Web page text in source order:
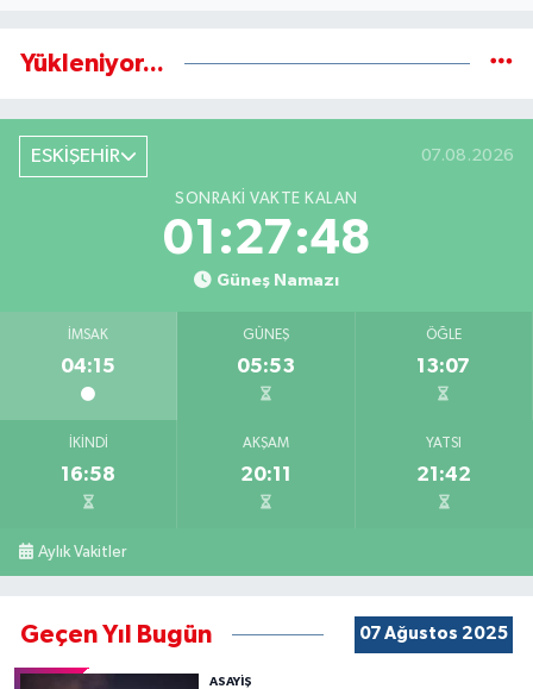
Yükleniyor...
ESKİŞEHİR 07.08.2026
SONRAKI VAKTE KALAN
01:27:47
Güneş Namazı
İMSAK
04:15
GÜNEŞ
05:53
ÖĞLE
13:07
İKINDI
16:58
AKŞAM
20:11
YATSI
21:42
Aylık Vakitler
Geçen Yıl Bugün 07 Ağustos 2025
ASAYİŞ